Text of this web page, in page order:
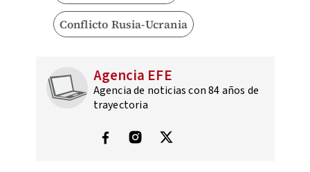
Conflicto Rusia-Ucrania
Agencia EFE
Agencia de noticias con 84 años de
trayectoria